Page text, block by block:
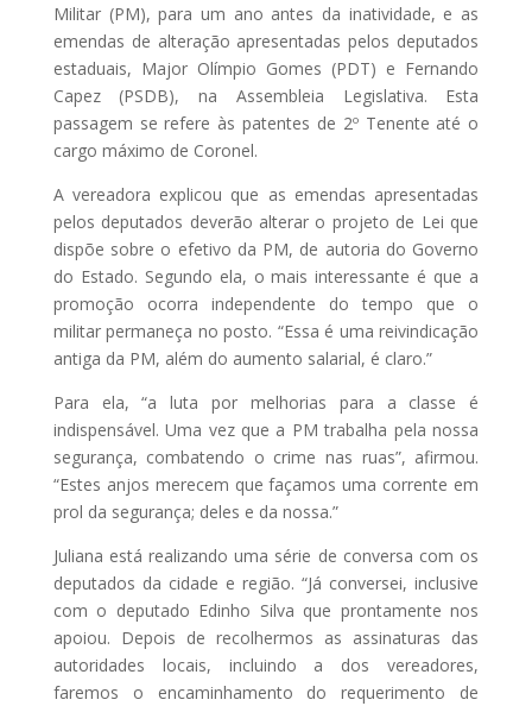
Militar (PM), para um ano antes da inatividade, e as
emendas de alteração apresentadas pelos deputados
estaduais, Major Olímpio Gomes (PDT) e Fernando
Capez (PSDB), na Assembleia Legislativa. Esta
passagem se refere às patentes de 2º Tenente até o
cargo máximo de Coronel.
A vereadora explicou que as emendas apresentadas
pelos deputados deverão alterar o projeto de Lei que
dispõe sobre o efetivo da PM, de autoria do Governo
do Estado. Segundo ela, o mais interessante é que a
promoção ocorra independente do tempo que o
militar permaneça no posto. “Essa é uma reivindicação
antiga da PM, além do aumento salarial, é claro.”
Para ela, “a luta por melhorias para a classe é
indispensável. Uma vez que a PM trabalha pela nossa
segurança, combatendo o crime nas ruas”, afirmou.
“Estes anjos merecem que façamos uma corrente em
prol da segurança; deles e da nossa.”
Juliana está realizando uma série de conversa com os
deputados da cidade e região. “Já conversei, inclusive
com o deputado Edinho Silva que prontamente nos
apoiou. Depois de recolhermos as assinaturas das
autoridades locais, incluindo a dos vereadores,
faremos o encaminhamento do requerimento de